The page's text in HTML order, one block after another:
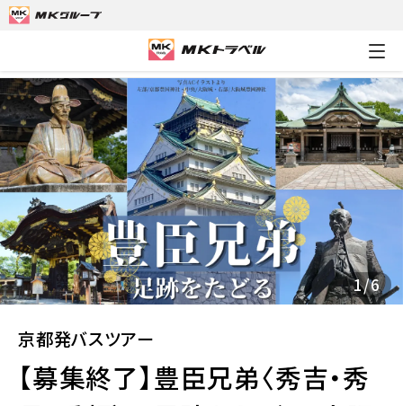
京都発バスツアー 【募集終了】豊臣兄弟〈秀
1/6
京都発バスツアー
【募集終了】豊臣兄弟〈秀吉・秀